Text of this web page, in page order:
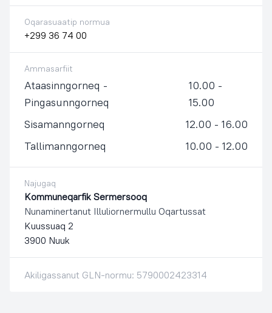
Oqarasuaatip normua
+299 36 74 00
Ammasarfiit
Ataasinngorneq -
Pingasunngorneq
10.00 -
15.00
Sisamanngorneq
12.00 - 16.00
Tallimanngorneq
10.00 - 12.00
Najugaq
Kommuneqarfik Sermersooq
Nunaminertanut Illuliornermullu Oqartussat
Kuussuaq 2
3900 Nuuk
Akiligassanut GLN-normu: 5790002423314